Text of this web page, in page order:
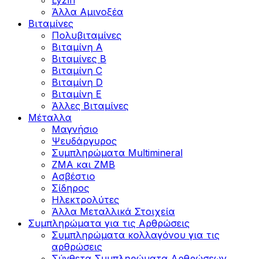
Άλλα Αμινοξέα
Βιταμίνες
Πολυβιταμίνες
Βιταμίνη Α
Βιταμίνες Β
Βιταμίνη C
Βιταμίνη D
Βιταμίνη Ε
Άλλες Βιταμίνες
Μέταλλα
Μαγνήσιο
Ψευδάργυρος
Συμπληρώματα Multimineral
ZMA και ZMB
Ασβέστιο
Σίδηρος
Ηλεκτρολύτες
Άλλα Mεταλλικά Στοιχεία
Συμπληρώματα για τις Αρθρώσεις
Συμπληρώματα κολλαγόνου για τις
αρθρώσεις